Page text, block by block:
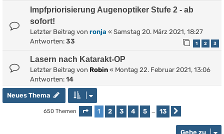
Impfpriorisierung Augenoptiker Stufe 2 - ab
sofort!
Letzter Beitrag von ronja « Samstag 20. März 2021, 18:27
Antworten: 33 1 2 3
Lasern nach Katarakt-OP
Letzter Beitrag von Robin « Montag 22. Februar 2021, 13:06
Antworten: 14
Neues Thema
650 Themen Seite 1von 13
1 2 3 4 5 … 13
Gehe zu